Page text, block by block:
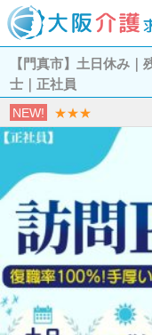
【門真市】土日休み
士｜正社員
NEW! ★★★